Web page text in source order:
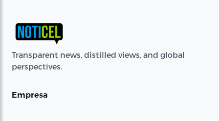
Transparent news, distilled views, and global
perspectives.
Empresa